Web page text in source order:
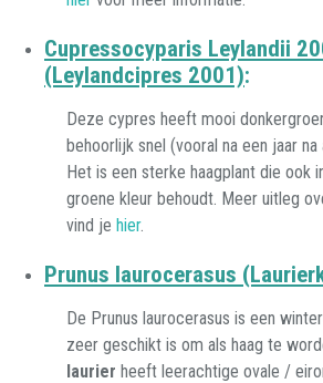
Cupressocyparis Leylandii
(Leylandcipres 2001):
Deze cypres heeft mooi
behoorlijk snel (vooral na een jaar na
Het is een sterke haagplant die ook
groene kleur behoudt. Meer uitleg
vind je hier.
Prunus laurocerasus
De Prunus laurocerasus is een
zeer geschikt is om als haag te
laurier heeft leerachtige ovale /